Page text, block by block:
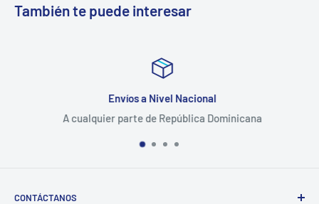
También te puede interesar
Envíos a Nivel Nacional
A cualquier parte de República Dominicana
CONTÁCTANOS